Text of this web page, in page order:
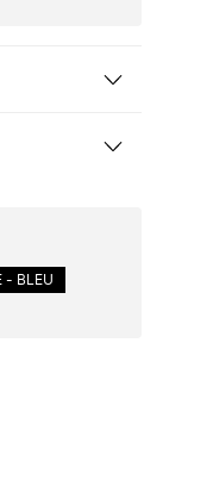
- BLEU